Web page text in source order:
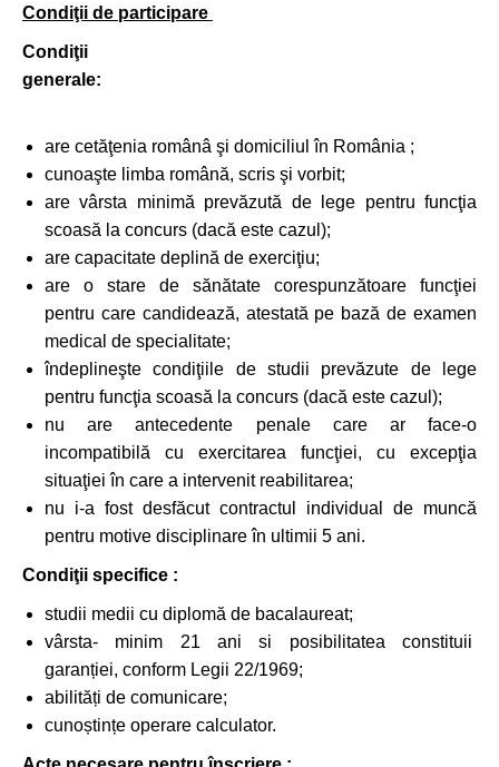
Condiţii de participare
Condiţii
generale:
are cetăţenia românâ şi domiciliul în România ;
cunoaşte limba română, scris şi vorbit;
are vârsta minimă prevăzută de lege pentru funcţia
scoasă la concurs (dacă este cazul);
are capacitate deplină de exerciţiu;
are o stare de sănătate corespunzătoare funcţiei
pentru care candidează, atestată pe bază de examen
medical de specialitate;
îndeplineşte condiţiile de studii prevăzute de lege
pentru funcţia scoasă la concurs (dacă este cazul);
nu are antecedente penale care ar face-o
incompatibilă cu exercitarea funcţiei, cu excepţia
situaţiei în care a intervenit reabilitarea;
nu i-a fost desfăcut contractul individual de muncă
pentru motive disciplinare în ultimii 5 ani.
Condiţii specifice :
studii medii cu diplomă de bacalaureat;
vârsta- minim 21 ani si posibilitatea constituii
garanției, conform Legii 22/1969;
abilități de comunicare;
cunoștințe operare calculator.